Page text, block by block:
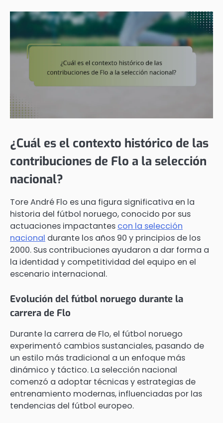
¿Cuál es el contexto histórico de las
contribuciones de Flo a la selección
nacional?
Tore André Flo es una figura significativa en la
historia del fútbol noruego, conocido por sus
actuaciones impactantes con la selección
nacional durante los años 90 y principios de los
2000. Sus contribuciones ayudaron a dar forma a
la identidad y competitividad del equipo en el
escenario internacional.
Evolución del fútbol noruego durante la
carrera de Flo
Durante la carrera de Flo, el fútbol noruego
experimentó cambios sustanciales, pasando de
un estilo más tradicional a un enfoque más
dinámico y táctico. La selección nacional
comenzó a adoptar técnicas y estrategias de
entrenamiento modernas, influenciadas por las
tendencias del fútbol europeo.